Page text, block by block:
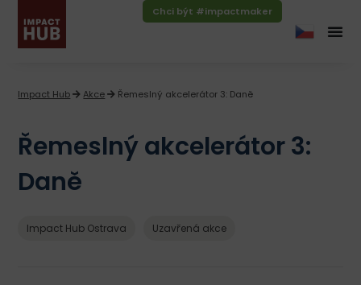
Chci být #impactmaker
Impact Hub Akce Řemeslný akcelerátor 3: Daně
Řemeslný akcelerátor 3:
Daně
Impact Hub Ostrava Uzavřená akce